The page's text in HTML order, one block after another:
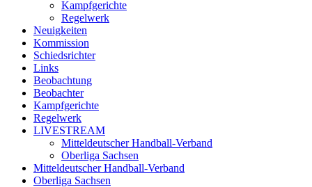
Kampfgerichte
Regelwerk
Neuigkeiten
Kommission
Schiedsrichter
Links
Beobachtung
Beobachter
Kampfgerichte
Regelwerk
LIVESTREAM
Mitteldeutscher Handball-Verband
Oberliga Sachsen
Mitteldeutscher Handball-Verband
Oberliga Sachsen